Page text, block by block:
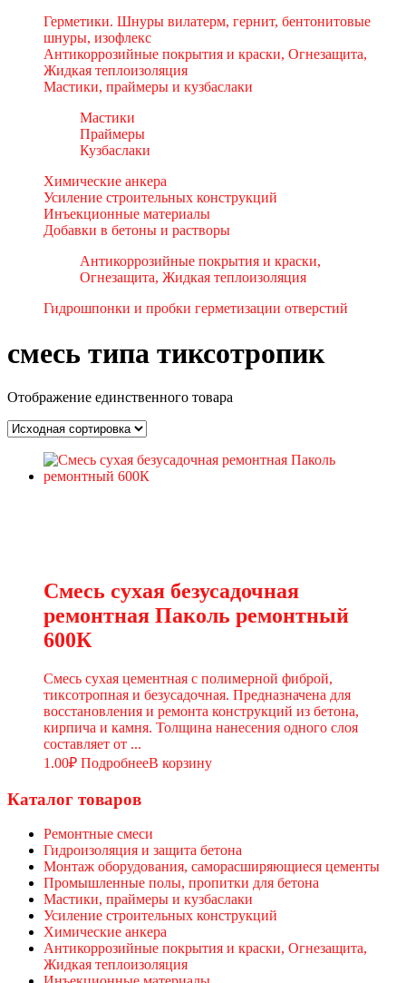
Герметики. Шнуры вилатерм, гернит, бентонитовые
шнуры, изофлекс
Антикоррозийные покрытия и краски, Огнезащита,
Жидкая теплоизоляция
Мастики, праймеры и кузбаслаки
Мастики
Праймеры
Кузбаслаки
Химические анкера
Усиление строительных конструкций
Инъекционные материалы
Добавки в бетоны и растворы
Антикоррозийные покрытия и краски,
Огнезащита, Жидкая теплоизоляция
Гидрошпонки и пробки герметизации отверстий
смесь типа тиксотропик
Отображение единственного товара
Смесь сухая безусадочная
ремонтная Паколь ремонтный
600К
Смесь сухая цементная с полимерной фиброй,
тиксотропная и безусадочная. Предназначена для
восстановления и ремонта конструкций из бетона,
кирпича и камня. Толщина нанесения одного слоя
составляет от ...
1.00₽ ПодробнееВ корзину
Каталог товаров
Ремонтные смеси
Гидроизоляция и защита бетона
Монтаж оборудования, саморасширяющиеся цементы
Промышленные полы, пропитки для бетона
Мастики, праймеры и кузбаслаки
Усиление строительных конструкций
Химические анкера
Антикоррозийные покрытия и краски, Огнезащита,
Жидкая теплоизоляция